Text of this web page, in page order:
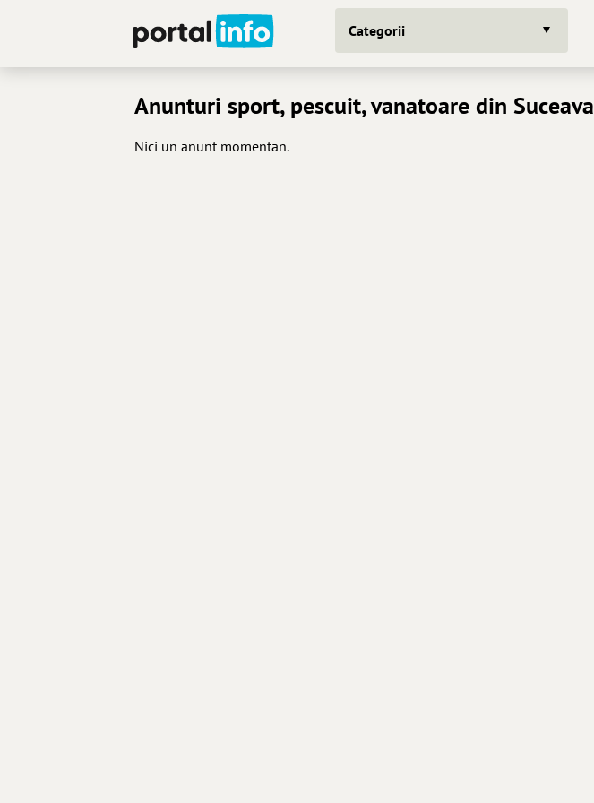
Categorii
Anunturi sport, pescuit, vanatoare din Suceava
Nici un anunt momentan.